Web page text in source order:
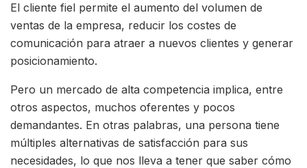
El cliente fiel permite el aumento del volumen de
ventas de la empresa, reducir los costes de
comunicación para atraer a nuevos clientes y generar
posicionamiento.
Pero un mercado de alta competencia implica, entre
otros aspectos, muchos oferentes y pocos
demandantes. En otras palabras, una persona tiene
múltiples alternativas de satisfacción para sus
necesidades, lo que nos lleva a tener que saber cómo